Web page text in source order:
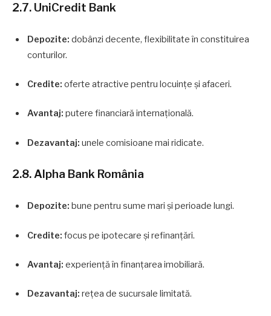
2.7. UniCredit Bank
Depozite: dobânzi decente, flexibilitate în constituirea
conturilor.
Credite: oferte atractive pentru locuințe și afaceri.
Avantaj: putere financiară internațională.
Dezavantaj: unele comisioane mai ridicate.
2.8. Alpha Bank România
Depozite: bune pentru sume mari și perioade lungi.
Credite: focus pe ipotecare și refinanțări.
Avantaj: experiență în finanțarea imobiliară.
Dezavantaj: rețea de sucursale limitată.